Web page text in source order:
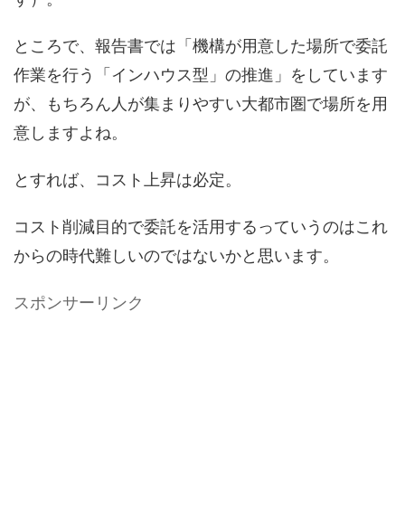
ところで、報告書では「機構が用意した場所で委託
作業を行う「インハウス型」の推進」をしています
が、もちろん人が集まりやすい大都市圏で場所を用
意しますよね。
とすれば、コスト上昇は必定。
コスト削減目的で委託を活用するっていうのはこれ
からの時代難しいのではないかと思います。
スポンサーリンク